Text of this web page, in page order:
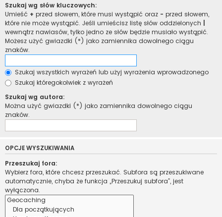
Szukaj wg słów kluczowych:
Umieść + przed słowem, które musi wystąpić oraz - przed słowem,
które nie może wystąpić. Jeśli umieścisz listę słów oddzielonych
wewnątrz nawiasów, tylko jedno ze słów będzie musiało wystąpić.
Możesz użyć gwiazdki (*) jako zamiennika dowolnego ciągu
znaków.
Szukaj wszystkich wyrażeń lub użyj wyrażenia wprowadzonego
Szukaj któregokolwiek z wyrażeń
Szukaj wg autora:
Można użyć gwiazdki (*) jako zamiennika dowolnego ciągu
znaków.
OPCJE WYSZUKIWANIA
Przeszukaj fora:
Wybierz fora, które chcesz przeszukać. Subfora są przeszukiwane
automatycznie, chyba że funkcja „Przeszukuj subfora”, jest
wyłączona.